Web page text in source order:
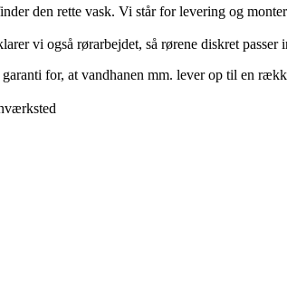
den rette vask. Vi står for levering og
vi også rørarbejdet, så rørene diskret
for, at vandhanen mm. lever op til en